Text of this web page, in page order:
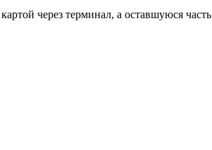
через терминал, а оставшуюся